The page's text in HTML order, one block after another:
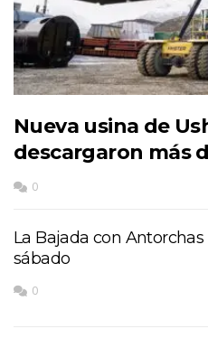
Nueva usina de
descargaron más
0
La Bajada con
sábado
0